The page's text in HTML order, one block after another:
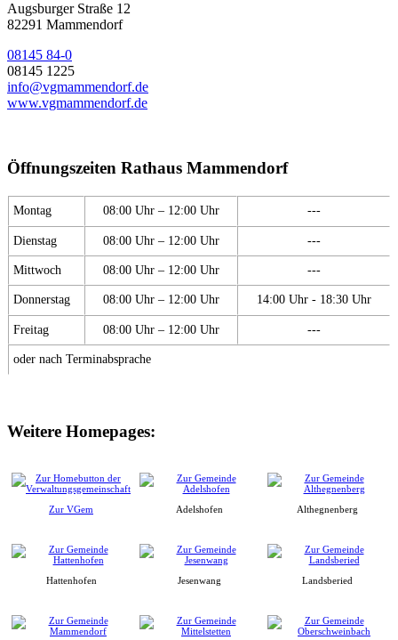
Augsburger Straße 12
82291 Mammendorf
08145 84-0
08145 1225
info@vgmammendorf.de
www.vgmammendorf.de
Öffnungszeiten Rathaus Mammendorf
Montag 08:00 Uhr – 12:00 Uhr ---
Dienstag 08:00 Uhr – 12:00 Uhr ---
Mittwoch 08:00 Uhr – 12:00 Uhr ---
Donnerstag 08:00 Uhr – 12:00 Uhr 14:00 Uhr - 18:30 Uhr
Freitag 08:00 Uhr – 12:00 Uhr ---
oder nach Terminabsprache
Weitere Homepages:
Zur VGem Adelshofen Althegnenberg
Hattenhofen Jesenwang Landsberied